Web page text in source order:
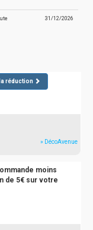
31/12/2026
réduction
» DécoAvenue
moins
de 5€ sur votre